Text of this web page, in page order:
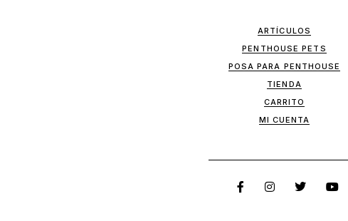
ARTÍCULOS
PENTHOUSE PETS
POSA PARA PENTHOUSE
TIENDA
CARRITO
MI CUENTA